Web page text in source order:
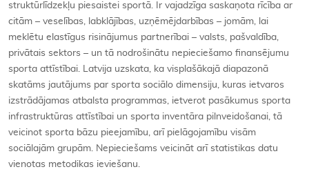
struktūrlīdzekļu piesaistei sportā. Ir vajadzīga saskaņota rīcība ar
citām – veselības, labklājības, uzņēmējdarbības – jomām, lai
meklētu elastīgus risinājumus partnerībai – valsts, pašvaldība,
privātais sektors – un tā nodrošinātu nepieciešamo finansējumu
sporta attīstībai. Latvija uzskata, ka visplašākajā diapazonā
skatāms jautājums par sporta sociālo dimensiju, kuras ietvaros
izstrādājamas atbalsta programmas, ietverot pasākumus sporta
infrastruktūras attīstībai un sporta inventāra pilnveidošanai, tā
veicinot sporta bāzu pieejamību, arī pielāgojamību visām
sociālajām grupām. Nepieciešams veicināt arī statistikas datu
vienotas metodikas ieviešanu.